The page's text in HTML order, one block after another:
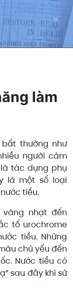
làm
thường như
người cảm
tác dụng phụ
là một số loại
tiểu.
nhạt đến
tố urochrome
tiểu. Những
chủ yếu đến
Nước tiểu có
sau đây khi sử